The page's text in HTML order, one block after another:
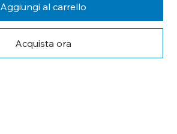
Aggiungi al carrello
Acquista ora